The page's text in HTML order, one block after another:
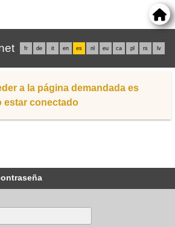
fr de it en es nl eu ca pl rs lv
a la página demandada es
estar conectado